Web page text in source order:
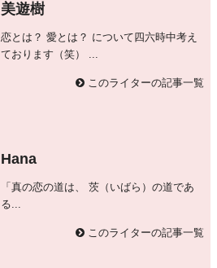
美遊樹
恋とは？ 愛とは？ について四六時中考え
ております（笑） ...
このライターの記事一覧
Hana
「真の恋の道は、 茨（いばら）の道であ
る...
このライターの記事一覧